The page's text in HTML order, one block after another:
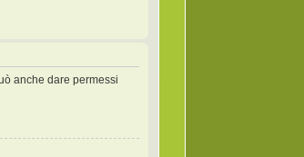
anche dare permessi